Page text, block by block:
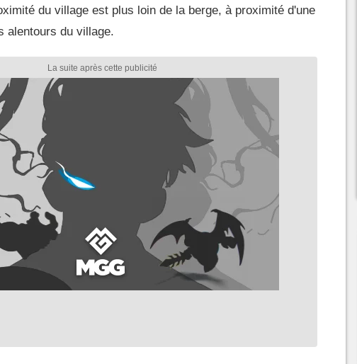
du village est plus loin de la berge, à proximité d'une
alentours du village.